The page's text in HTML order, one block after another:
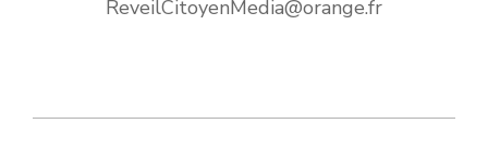
ReveilCitoyenMedia@orange.fr